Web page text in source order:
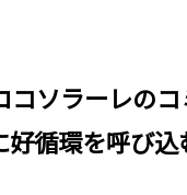
ソラーレの
循環を呼び込